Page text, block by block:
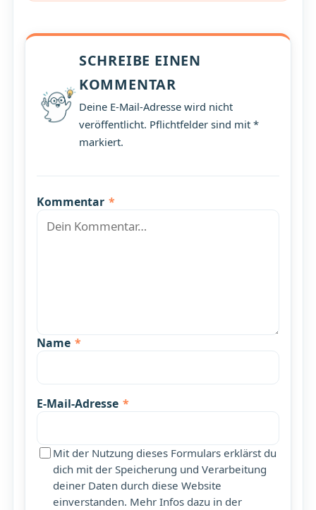
SCHREIBE EINEN
KOMMENTAR
Deine E-Mail-Adresse wird nicht
veröffentlicht. Pflichtfelder sind mit *
markiert.
Kommentar *
Name *
E-Mail-Adresse *
Mit der Nutzung dieses Formulars erklärst du
dich mit der Speicherung und Verarbeitung
deiner Daten durch diese Website
einverstanden. Mehr Infos dazu in der